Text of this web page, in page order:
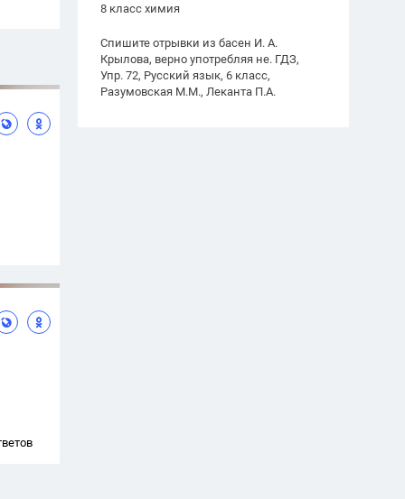
8 класс химия
Спишите отрывки из басен И. А.
Крылова, верно употребляя не. ГДЗ,
Упр. 72, Русский язык, 6 класс,
Разумовская М.М., Леканта П.А.